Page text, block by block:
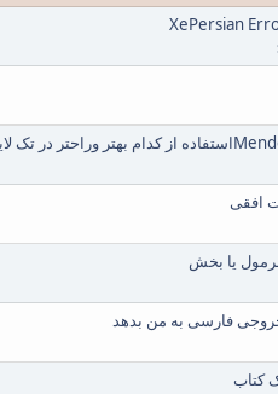
XePersian
افقی
یا بخش
کتاب